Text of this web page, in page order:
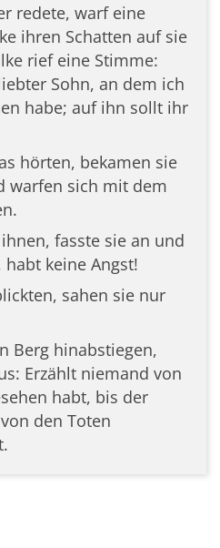
redete, warf eine
ihren Schatten auf sie
rief eine Stimme:
Sohn, an dem ich
habe; auf ihn sollt ihr
hörten, bekamen sie
warfen sich mit dem
fasste sie an und
habt keine Angst!
sahen sie nur
Berg hinabstiegen,
Erzählt niemand von
habt, bis der
den Toten